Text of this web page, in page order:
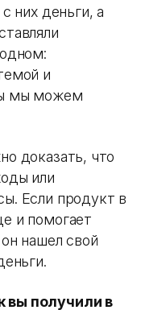
них деньги, а
и
мы можем
доказать, что
или
Если продукт в
и помогает
нашел свой
вы получили в